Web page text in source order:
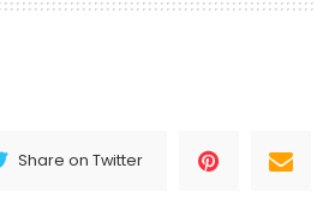
Share on Twitter